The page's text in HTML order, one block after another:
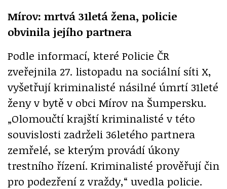
Mírov: mrtvá 31letá žena, policie
obvinila jejího partnera
Podle informací, které Policie ČR
zveřejnila 27. listopadu na sociální síti X,
vyšetřují kriminalisté násilné úmrtí 31leté
ženy v bytě v obci Mírov na Šumpersku.
„Olomoučtí krajští kriminalisté v této
souvislosti zadrželi 36letého partnera
zemřelé, se kterým provádí úkony
trestního řízení. Kriminalisté prověřují čin
pro podezření z vraždy,“ uvedla policie.